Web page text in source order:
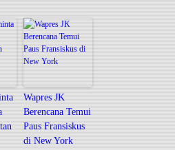
Wapres JK
Berencana Temui
Paus Fransiskus
di New York